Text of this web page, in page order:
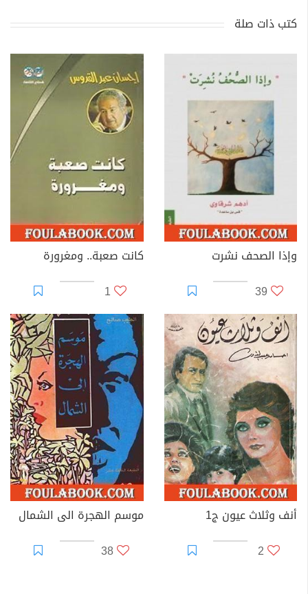
كتب ذات صلة
وإذا الصحف نشرت
39
كانت صعبة.. ومغرورة
1
أنف وثلاث عيون ج1
2
موسم الهجرة الى الشمال
38